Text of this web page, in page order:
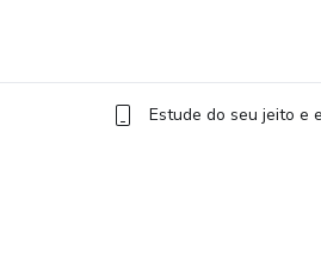
Estude do seu jeito e